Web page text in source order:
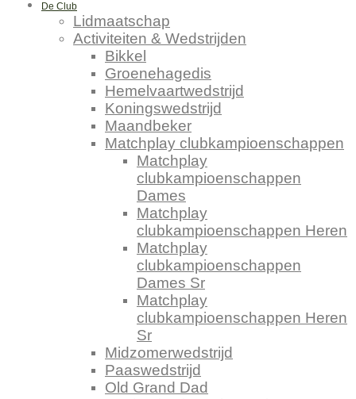
De Club
Lidmaatschap
Activiteiten & Wedstrijden
Bikkel
Groenehagedis
Hemelvaartwedstrijd
Koningswedstrijd
Maandbeker
Matchplay clubkampioenschappen
Matchplay
clubkampioenschappen
Dames
Matchplay
clubkampioenschappen Heren
Matchplay
clubkampioenschappen
Dames Sr
Matchplay
clubkampioenschappen Heren
Sr
Midzomerwedstrijd
Paaswedstrijd
Old Grand Dad